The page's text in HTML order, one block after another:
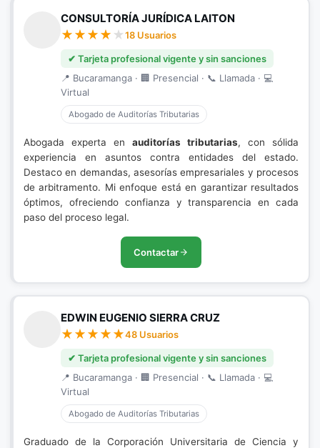
CONSULTORÍA JURÍDICA LAITON
18 Usuarios
✔ Tarjeta profesional vigente y sin sanciones
📍 Bucaramanga · 🏢 Presencial · 📞 Llamada · 💻
Virtual
Abogado de Auditorías Tributarias
Abogada experta en auditorías tributarias, con sólida
experiencia en asuntos contra entidades del estado.
Destaco en demandas, asesorías empresariales y procesos
de arbitramento. Mi enfoque está en garantizar resultados
óptimos, ofreciendo confianza y transparencia en cada
paso del proceso legal.
Contactar
EDWIN EUGENIO SIERRA CRUZ
48 Usuarios
✔ Tarjeta profesional vigente y sin sanciones
📍 Bucaramanga · 🏢 Presencial · 📞 Llamada · 💻
Virtual
Abogado de Auditorías Tributarias
Graduado de la Corporación Universitaria de Ciencia y